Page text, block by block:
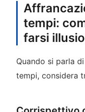
tempi:
farsi
Quando si parla
tempi, considera